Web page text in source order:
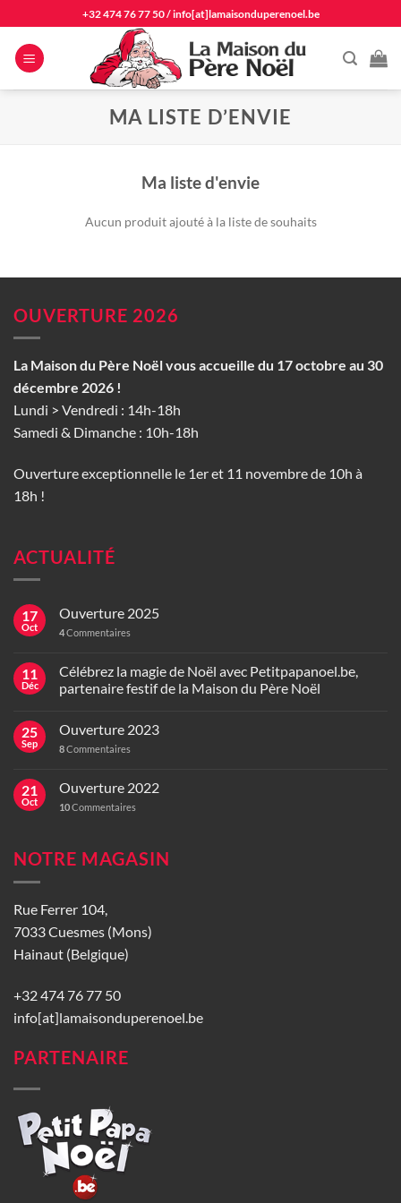
au
contenu
+32 474 76 77 50/info[at]lamaisonduperenoel.be
MA LISTE D’ENVIE
Ma liste d'envie
Aucun produit ajouté à la liste de souhaits
OUVERTURE 2026
La Maison du Père Noël vous accueille du 17 octobre au 30
décembre 2026 !
Lundi > Vendredi : 14h-18h
Samedi & Dimanche : 10h-18h
Ouverture exceptionnelle le 1er et 11 novembre de 10h à
18h !
ACTUALITÉ
17
Oct
Ouverture 2025
4Commentaires
11
Déc
Célébrez la magie de Noël avec Petitpapanoel.be,
partenaire festif de la Maison du Père Noël
25
Sep
Ouverture 2023
8Commentaires
21
Oct
Ouverture 2022
10Commentaires
NOTRE MAGASIN
Rue Ferrer 104,
7033 Cuesmes (Mons)
Hainaut (Belgique)
+32 474 76 77 50
info[at]lamaisonduperenoel.be
PARTENAIRE